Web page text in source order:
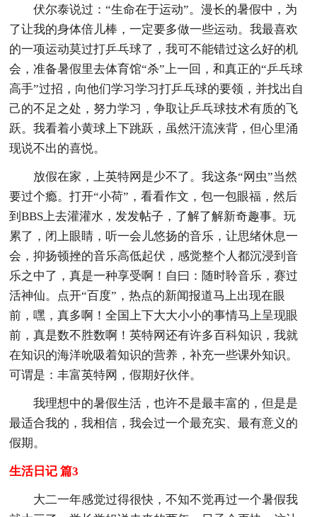
伏尔泰说过：“生命在于运动”。漫长的暑假中，为
了让我的身体倍儿棒，一定要多做一些运动。我最喜欢
的一项运动莫过打乒乓球了，我可不能错过这么好的机
会，准备暑假里去体育馆“杀”上一回，和真正的“乒乓球
高手”过招，向他们学习学习打乒乓球的要领，并找出自
己的不足之处，努力学习，争取让乒乓球技术有质的飞
跃。我看着小黄球上下跳跃，虽然汗流浃背，但心里涌
现说不出的喜悦。
放假在家，上英特网是少不了。我这条“网虫”当然
要过个瘾。打开“小荷”，看看作文，包一包眼福，然后
到BBS上去灌灌水，发发帖子，了解了解新奇趣事。玩
累了，闭上眼睛，听一会儿悠扬的音乐，让思绪休息一
会，抑扬顿挫的音乐高低起伏，感觉整个人都沉浸到音
乐之中了，真是一种享受啊！自曰：随时聆音乐，赛过
活神仙。点开“百度”，热点的新闻报道马上出现在眼
前，嘿，真多啊！全国上下大大小小的事情马上呈现眼
前，真是数不胜数啊！英特网还有许多百科知识，我就
在知识的海洋吮吸着知识的营养，补充一些课外知识。
可谓是：丰富英特网，假期好伙伴。
我理想中的暑假生活，也许不是最丰富的，但是是
最适合我的，我相信，我会过一个最充实、最有意义的
假期。
生活日记 篇3
大二一年感觉过得很快，不知不觉再过一个暑假我